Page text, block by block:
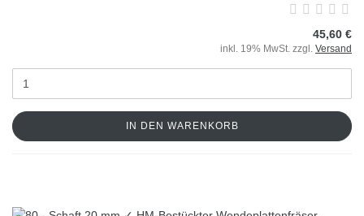
45,60 €
inkl. 19% MwSt. zzgl. Versand
IN DEN WARENKORB